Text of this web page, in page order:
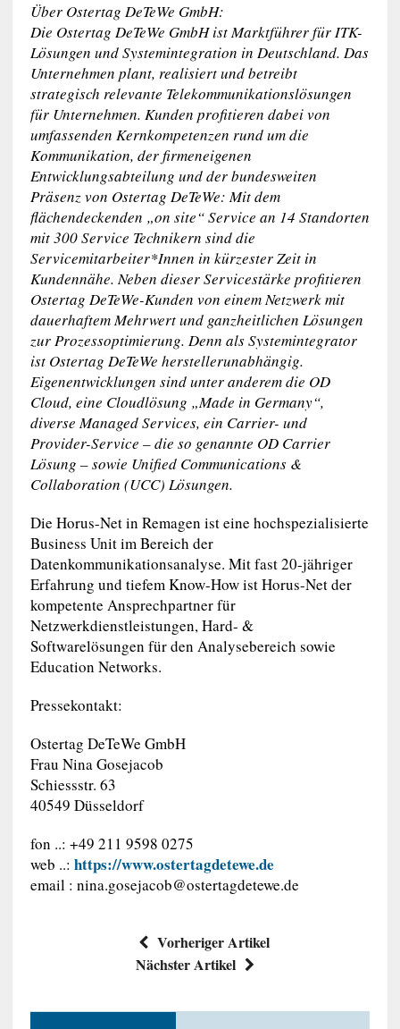
Über Ostertag DeTeWe GmbH:
Die Ostertag DeTeWe GmbH ist Marktführer für ITK-
Lösungen und Systemintegration in Deutschland. Das
Unternehmen plant, realisiert und betreibt
strategisch relevante Telekommunikationslösungen
für Unternehmen. Kunden profitieren dabei von
umfassenden Kernkompetenzen rund um die
Kommunikation, der firmeneigenen
Entwicklungsabteilung und der bundesweiten
Präsenz von Ostertag DeTeWe: Mit dem
flächendeckenden „on site“ Service an 14 Standorten
mit 300 Service Technikern sind die
Servicemitarbeiter*Innen in kürzester Zeit in
Kundennähe. Neben dieser Servicestärke profitieren
Ostertag DeTeWe-Kunden von einem Netzwerk mit
dauerhaftem Mehrwert und ganzheitlichen Lösungen
zur Prozessoptimierung. Denn als Systemintegrator
ist Ostertag DeTeWe herstellerunabhängig.
Eigenentwicklungen sind unter anderem die OD
Cloud, eine Cloudlösung „Made in Germany“,
diverse Managed Services, ein Carrier- und
Provider-Service – die so genannte OD Carrier
Lösung – sowie Unified Communications &
Collaboration (UCC) Lösungen.
Die Horus-Net in Remagen ist eine hochspezialisierte
Business Unit im Bereich der
Datenkommunikationsanalyse. Mit fast 20-jähriger
Erfahrung und tiefem Know-How ist Horus-Net der
kompetente Ansprechpartner für
Netzwerkdienstleistungen, Hard- &
Softwarelösungen für den Analysebereich sowie
Education Networks.
Pressekontakt:
Ostertag DeTeWe GmbH
Frau Nina Gosejacob
Schiessstr. 63
40549 Düsseldorf
fon ..: +49 211 9598 0275
web ..: https://www.ostertagdetewe.de
email : nina.gosejacob@ostertagdetewe.de
Vorheriger Artikel
Nächster Artikel